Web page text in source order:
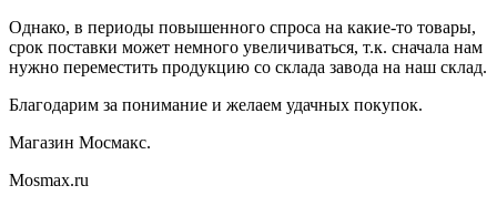
Однако, в периоды повышенного спроса на какие-то товары,
срок поставки может немного увеличиваться, т.к. сначала нам
нужно переместить продукцию со склада завода на наш склад.
Благодарим за понимание и желаем удачных покупок.
Магазин Мосмакс.
Mosmax.ru